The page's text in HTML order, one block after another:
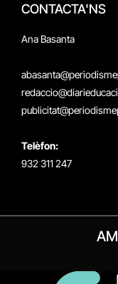
CONTACTA'NS
Ana Basanta
Telèfon:
932 311 247